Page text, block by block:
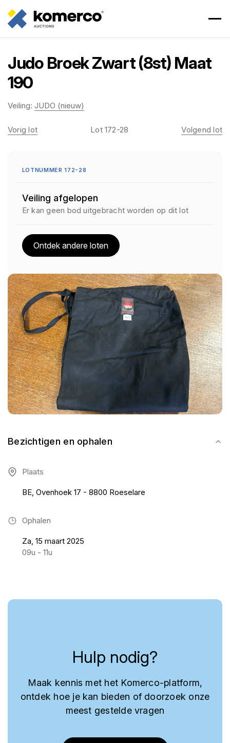
Judo Broek Zwart (8st) Maat
190
Veiling: JUDO (nieuw)
Bezichtigen en ophalen
Plaats
BE, Ovenhoek 17 - 8800 Roeselare
Ophalen
Za, 15 maart 2025
09u - 11u
Vorig lot Lot 172-28 Volgend lot
LOTNUMMER 172-28
Veiling afgelopen
Er kan geen bod uitgebracht worden op dit lot
Ontdek andere loten
Hulp nodig?
Maak kennis met het Komerco-platform,
ontdek hoe je kan bieden of doorzoek onze
meest gestelde vragen